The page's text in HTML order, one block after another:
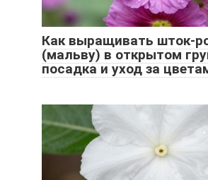
Как выращивать шток-
(мальву) в открытом
посадка и уход за